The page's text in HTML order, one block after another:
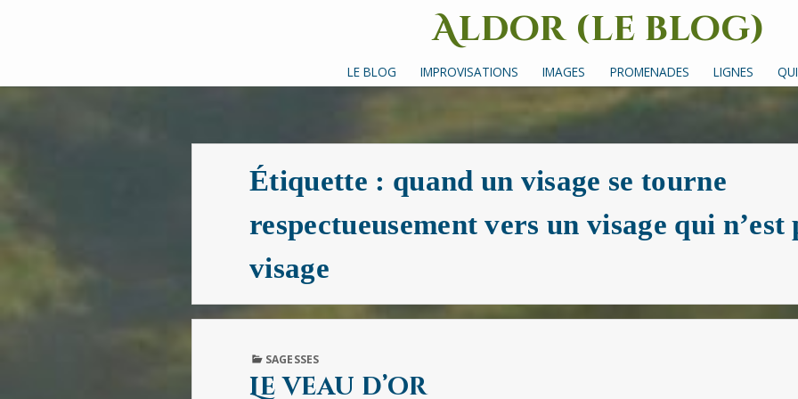
Aldor (le blog)
Un site avec des mots, des images et des sons
LE BLOG IMPROVISATIONS IMAGES PROMENADES LIGNES
Étiquette : quand un visage se tourne
respectueusement vers un visage qui n’est
visage
PUBLISHED
SAGESSES
Le veau d’or